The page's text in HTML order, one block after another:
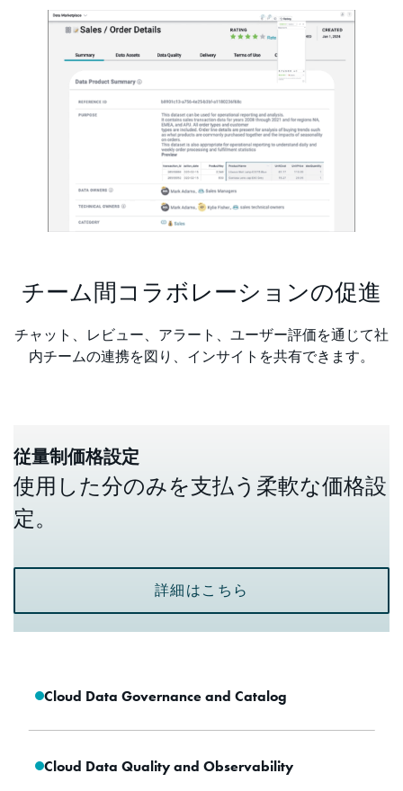
チーム間コラボレーションの促進
チャット、レビュー、アラート、ユーザー評価を通じて社
内チームの連携を図り、インサイトを共有できます。
従量制価格設定
使用した分のみを支払う柔軟な価格設
定。
詳細はこちら
Cloud Data Governance and Catalog
Cloud Data Quality and Observability